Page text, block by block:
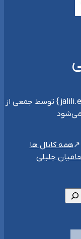
وبگاه دکتر سعید جلیلی {غیر رسمی} { jalili.e57.ir } توسط جمعی از
می‌شود
همه کانال ها
جلیلی